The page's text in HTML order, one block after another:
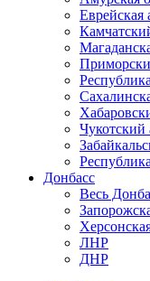
Еврейская
Донбасс
Весь
ЛНР
ДНР